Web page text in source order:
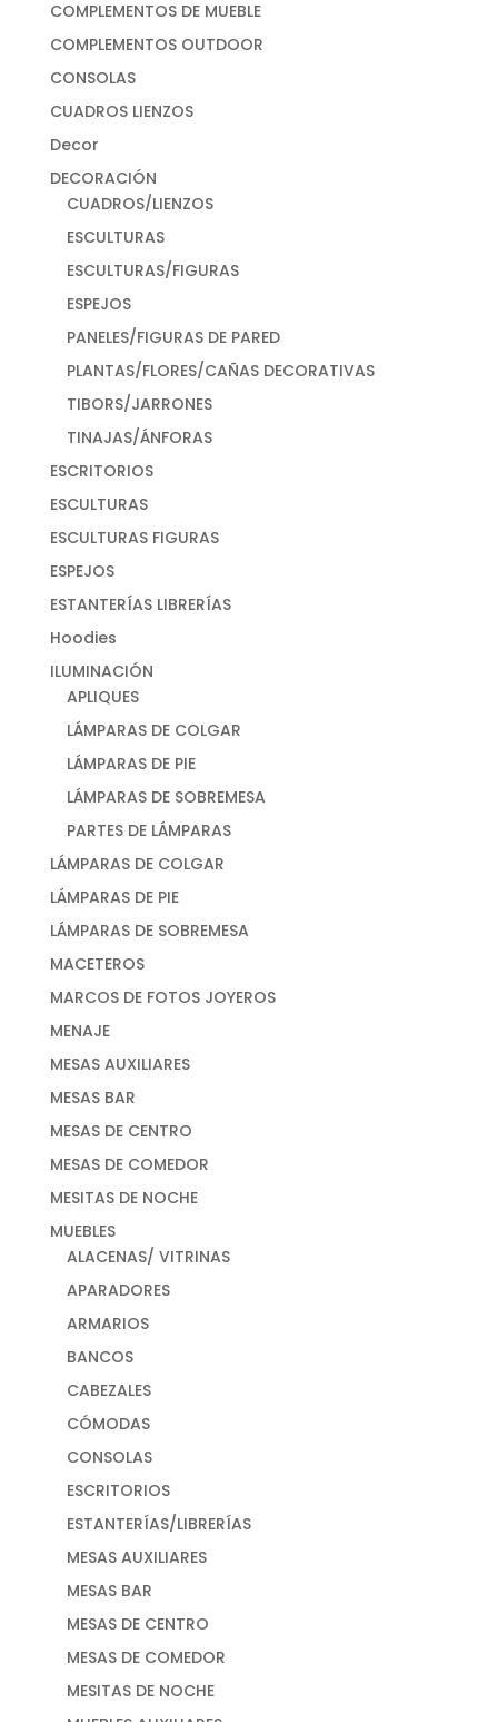
COMPLEMENTOS DE MUEBLE
COMPLEMENTOS OUTDOOR
CONSOLAS
CUADROS LIENZOS
Decor
DECORACIÓN
CUADROS/LIENZOS
ESCULTURAS
ESCULTURAS/FIGURAS
ESPEJOS
PANELES/FIGURAS DE PARED
PLANTAS/FLORES/CAÑAS DECORATIVAS
TIBORS/JARRONES
TINAJAS/ÁNFORAS
ESCRITORIOS
ESCULTURAS
ESCULTURAS FIGURAS
ESPEJOS
ESTANTERÍAS LIBRERÍAS
Hoodies
ILUMINACIÓN
APLIQUES
LÁMPARAS DE COLGAR
LÁMPARAS DE PIE
LÁMPARAS DE SOBREMESA
PARTES DE LÁMPARAS
LÁMPARAS DE COLGAR
LÁMPARAS DE PIE
LÁMPARAS DE SOBREMESA
MACETEROS
MARCOS DE FOTOS JOYEROS
MENAJE
MESAS AUXILIARES
MESAS BAR
MESAS DE CENTRO
MESAS DE COMEDOR
MESITAS DE NOCHE
MUEBLES
ALACENAS/ VITRINAS
APARADORES
ARMARIOS
BANCOS
CABEZALES
CÓMODAS
CONSOLAS
ESCRITORIOS
ESTANTERÍAS/LIBRERÍAS
MESAS AUXILIARES
MESAS BAR
MESAS DE CENTRO
MESAS DE COMEDOR
MESITAS DE NOCHE